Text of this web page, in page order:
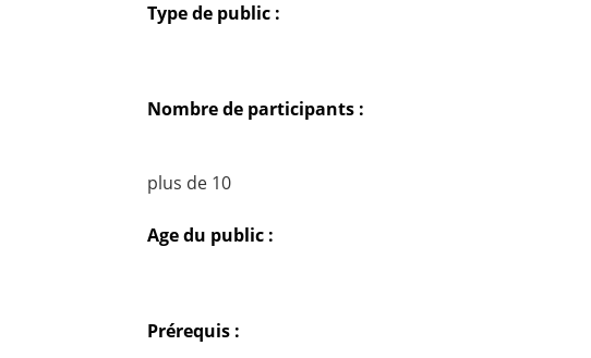
Type de public :
Nombre de participants :
plus de 10
Age du public :
Prérequis :